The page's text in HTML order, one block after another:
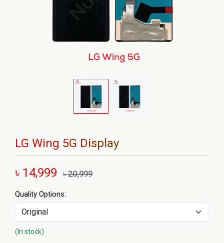
LG Wing 5G Display
৳ 14,999 ৳ 20,999
Quality Options:
(In stock)